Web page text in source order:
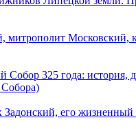
митрополит Московский,
Собор 325 года: история,
Задонский, его